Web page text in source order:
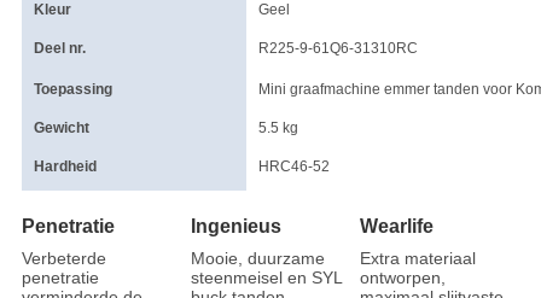
Kleur Geel
Deel nr. R225-9-61Q6-31310RC
Toepassing Mini graafmachine emmer tanden voor
Gewicht 5.5 kg
Hardheid HRC46-52
Penetratie
Verbeterde
penetratie
Ingenieus
Mooie, duurzame
steenmeisel en SYL
Wearlife
Extra materiaal
ontworpen,